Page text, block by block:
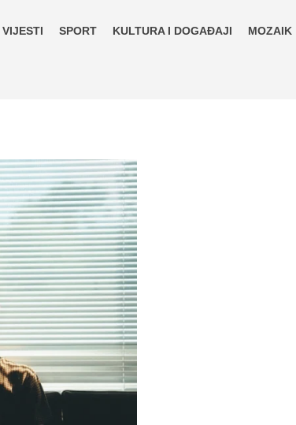
VIJESTI SPORT KULTURA I DOGAĐAJI MOZAIK